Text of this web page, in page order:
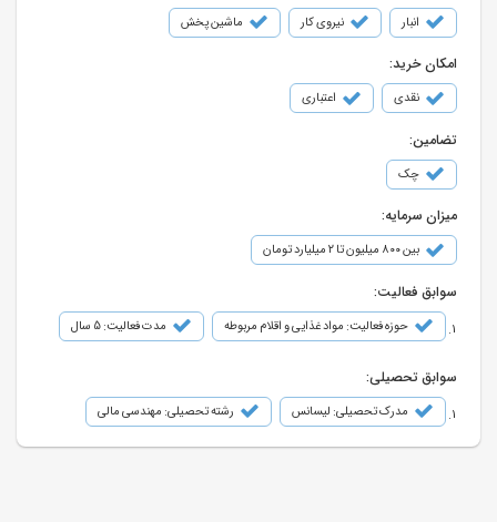
انبار نیروی کار ماشین پخش
امکان خرید:
نقدی اعتباری
تضامین:
چک
میزان سرمایه:
بین ۸۰۰ میلیون تا ۲ میلیارد تومان
سوابق فعالیت:
حوزه فعالیت: مواد غذایی و اقلام مربوطه مدت فعالیت: 5 سال
سوابق تحصیلی:
مدرک تحصیلی: لیسانس رشته تحصیلی: مهندسی مالی